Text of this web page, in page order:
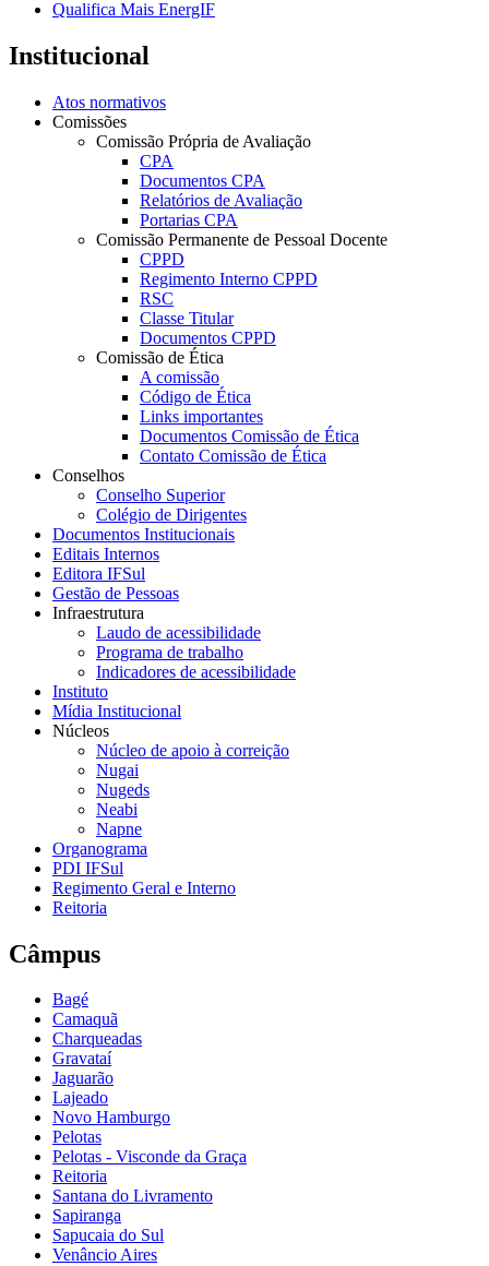
Qualifica Mais EnergIF
Institucional
Atos normativos
Comissões
Comissão Própria de Avaliação
CPA
Documentos CPA
Relatórios de Avaliação
Portarias CPA
Comissão Permanente de Pessoal Docente
CPPD
Regimento Interno CPPD
RSC
Classe Titular
Documentos CPPD
Comissão de Ética
A comissão
Código de Ética
Links importantes
Documentos Comissão de Ética
Contato Comissão de Ética
Conselhos
Conselho Superior
Colégio de Dirigentes
Documentos Institucionais
Editais Internos
Editora IFSul
Gestão de Pessoas
Infraestrutura
Laudo de acessibilidade
Programa de trabalho
Indicadores de acessibilidade
Instituto
Mídia Institucional
Núcleos
Núcleo de apoio à correição
Nugai
Nugeds
Neabi
Napne
Organograma
PDI IFSul
Regimento Geral e Interno
Reitoria
Câmpus
Bagé
Camaquã
Charqueadas
Gravataí
Jaguarão
Lajeado
Novo Hamburgo
Pelotas
Pelotas - Visconde da Graça
Reitoria
Santana do Livramento
Sapiranga
Sapucaia do Sul
Venâncio Aires